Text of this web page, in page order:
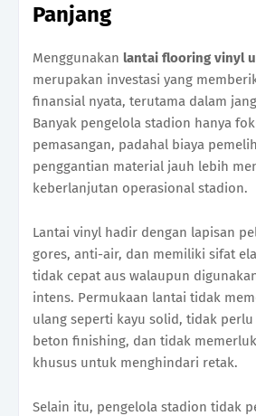
Panjang
Menggunakan lantai flooring vinyl
merupakan investasi yang
finansial nyata, terutama dalam
Banyak pengelola stadion hanya
pemasangan, padahal biaya
penggantian material jauh lebih
keberlanjutan operasional stadion.
Lantai vinyl hadir dengan lapisan
gores, anti-air, dan memiliki sifat
tidak cepat aus walaupun
intens. Permukaan lantai tidak
ulang seperti kayu solid, tidak
beton finishing, dan tidak
khusus untuk menghindari retak.
Selain itu, pengelola stadion tidak